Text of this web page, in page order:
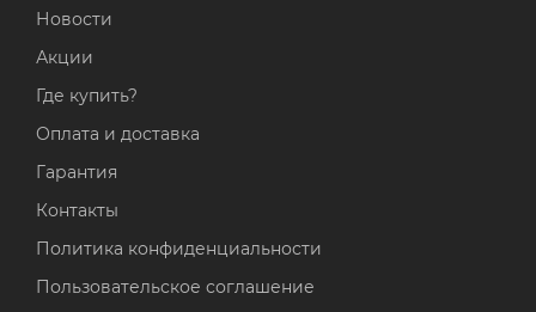
Новости
Акции
Где купить?
Оплата и доставка
Гарантия
Контакты
Политика конфиденциальности
Пользовательское соглашение